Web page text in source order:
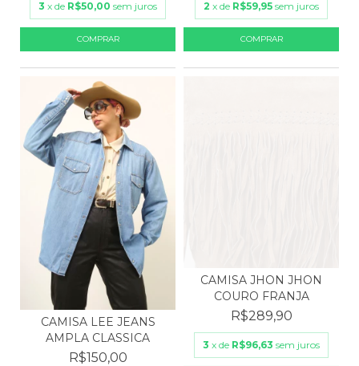
3 x de R$50,00 sem juros 2 x de R$59,95 sem juros
CAMISA LEE JEANS
AMPLA CLASSICA
R$150,00
CAMISA JHON JHON
COURO FRANJA
R$289,90
3 x de R$96,63 sem juros